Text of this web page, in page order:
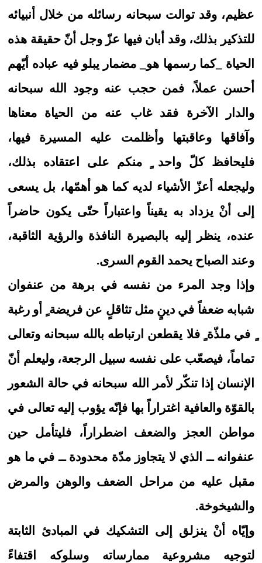
عظيم، وقد توالت سبحانه رسائله من خلال أنبيائه
للتذكير بذلك، وقد أبان فيها عزّ وجل أنّ حقيقة هذه
الحياة _كما رسمها هو_ مضمار يبلو فيه عباده أيّهم
أحسن عملاً، فمن حجب عنه وجود الله سبحانه
والدار الآخرة فقد غاب عنه من الحياة معناها
وآفاقها وعاقبتها وأظلمت عليه المسيرة فيها،
فليحافظ كلّ واحد ٍ منكم على اعتقاده بذلك،
وليجعله أعزّ الأشياء لديه كما هو أهمّها، بل يسعى
إلى أنْ يزداد به يقيناً واعتباراً حتّى يكون حاضراً
عنده، ينظر إليه بالبصيرة النافذة والرؤية الثاقبة،
وعند الصباح يحمد القوم السرى.
وإذا وجد المرء من نفسه في برهة من عنفوان
شبابه ضعفاً في دينٍ مثل تثاقلٍ عن فريضة ٍ أو رغبة
ٍ في ملذّة ٍ فلا يقطعن ارتباطه بالله سبحانه وتعالى
تماماً، فيصعّب على نفسه سبيل الرجعة، وليعلم أنّ
الإنسان إذا تنكّر لأمر الله سبحانه في حالة الشعور
بالقوّة والعافية اغتراراً بها فإنّه يؤوب إليه تعالى في
مواطن العجز والضعف اضطراراً، فليتأمل حين
عنفوانه ــ الذي لا يتجاوز مدّة محدودة ــ في ما هو
مقبل عليه من مراحل الضعف والوهن والمرض
والشيخوخة.
وإيّاه أنْ ينزلق إلى التشكيك في المبادئ الثابتة
لتوجيه مشروعية ممارساته وسلوكه اقتفاءً